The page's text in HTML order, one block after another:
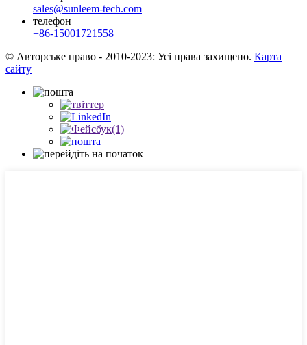
sales@sunleem-tech.com
телефон
+86-15001721558
© Авторське право - 2010-2023: Усі права захищено. Карта
сайту